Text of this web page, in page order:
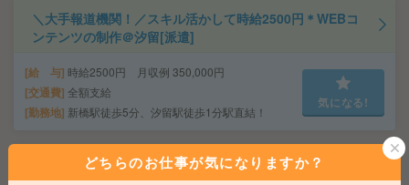
＼大手報道機関！／スキル活かして時給2500円＊WEBコ
ンテンツの制作＠汐留[派遣]
給 与 時給2500円 月収例 350,000円
交通費 全額支給
勤務地 新橋駅徒歩5分、汐留駅徒歩1分駅直結！
気になる!
【ランチ無料＊楽天グループ】月給42万円！紙の請求書
どちらのお仕事が気になりますか？